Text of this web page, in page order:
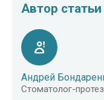
Автор статьи
Андрей
Стоматолог-